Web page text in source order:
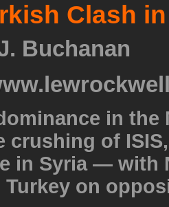
Clash
Buchanan
in the
crushing of
in Syria — with
Turkey on